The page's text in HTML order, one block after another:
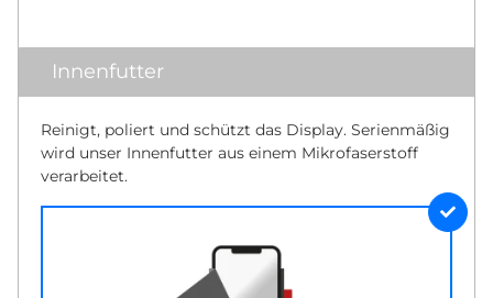
Innenfutter
Reinigt, poliert und schützt das Display. Serienmäßig
wird unser Innenfutter aus einem Mikrofaserstoff
verarbeitet.